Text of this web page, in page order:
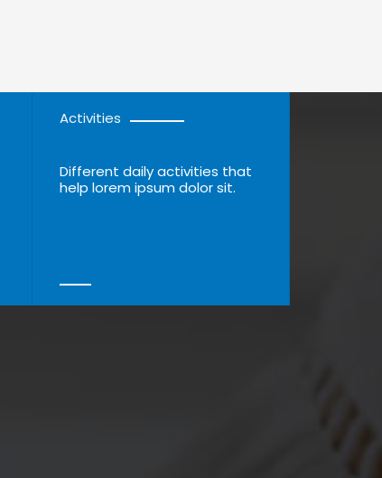
Activities
Different daily activities that
help lorem ipsum dolor sit.